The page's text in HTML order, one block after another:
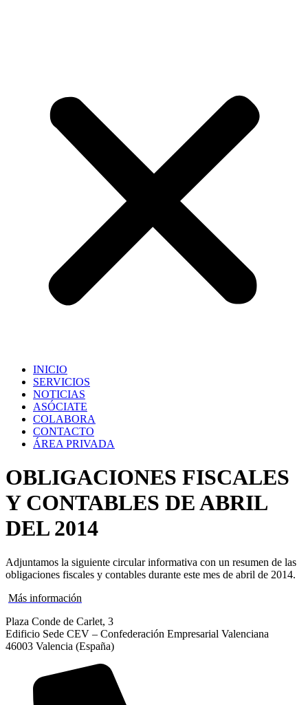
INICIO
SERVICIOS
NOTICIAS
ASÓCIATE
COLABORA
CONTACTO
ÁREA PRIVADA
OBLIGACIONES FISCALES
Y CONTABLES DE ABRIL
DEL 2014
Adjuntamos la siguiente circular informativa con un resumen de las
obligaciones fiscales y contables durante este mes de abril de 2014.
Más información
Plaza Conde de Carlet, 3
Edificio Sede CEV – Confederación Empresarial Valenciana
46003 Valencia (España)